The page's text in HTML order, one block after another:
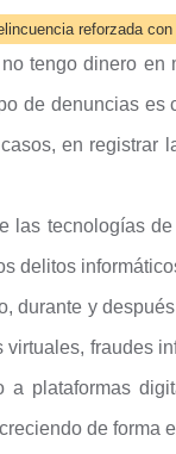
reforzada
tengo dinero
de denuncias es
en registrar
las tecnologías
delitos
durante y
fraudes
plataformas
de forma